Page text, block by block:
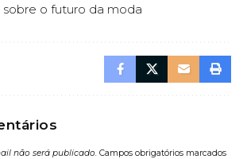
sobre o futuro da moda
não será publicado. Campos obrigatórios marcados